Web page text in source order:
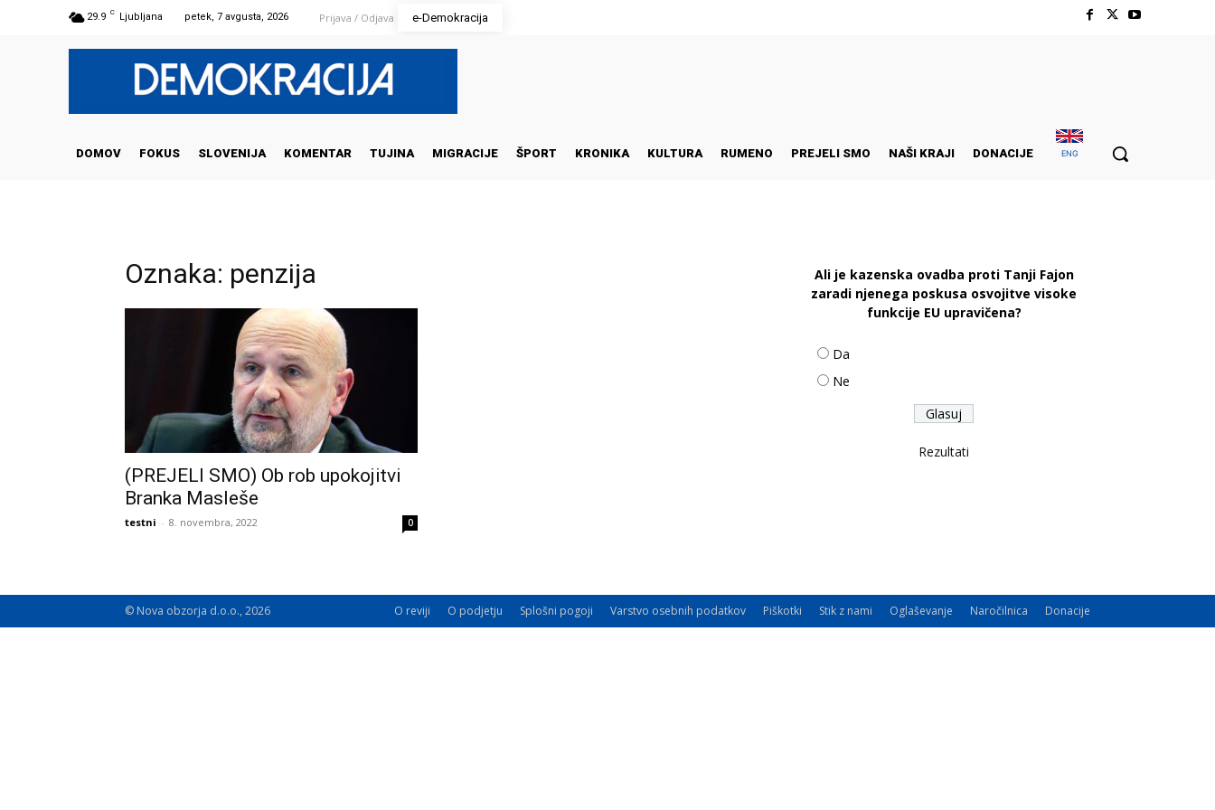
29.9 C Ljubljana petek, 7 avgusta, 2026 Prijava / Odjava e-Demokracija
DOMOV FOKUS SLOVENIJA KOMENTAR TUJINA MIGRACIJE ŠPORT KRONIKA KULTURA RUMENO PREJELI SMO NAŠI KRAJI DONACIJE ENG
Oznaka: penzija
(PREJELI SMO) Ob rob upokojitvi
Branka Masleše
testni - 8. novembra, 2022 0
Ali je kazenska ovadba proti Tanji Fajon
zaradi njenega poskusa osvojitve visoke
funkcije EU upravičena?
Da
Ne
Rezultati
O reviji O podjetju Splošni pogoji Varstvo osebnih podatkov Piškotki Stik z nami Oglaševanje Naročilnica Donacije
© Nova obzorja d.o.o., 2026